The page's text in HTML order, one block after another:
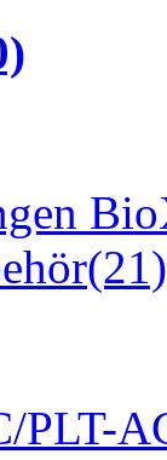
(21)
PLT-